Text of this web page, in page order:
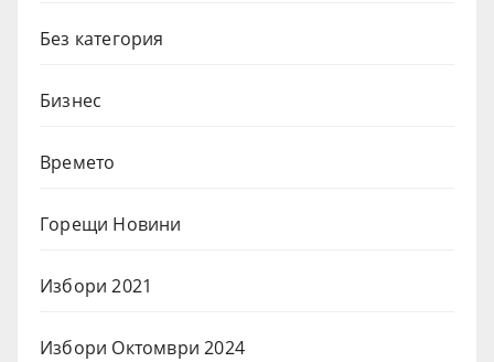
Без категория
Бизнес
Времето
Горещи Новини
Избори 2021
Избори Октомври 2024